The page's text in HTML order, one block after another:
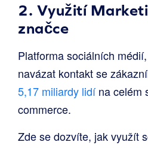
2. Využití
značce
Platforma sociálních
navázat kontakt se
5,17 miliardy lidína celém
commerce.
Zde se dozvíte, jak využít